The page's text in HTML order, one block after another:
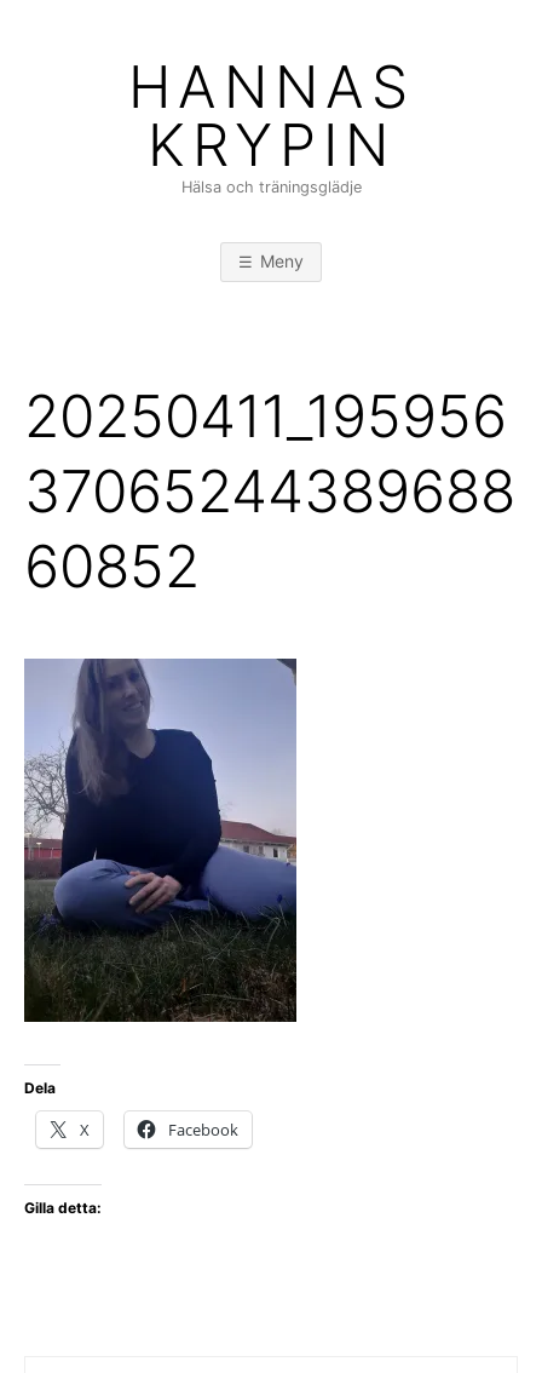
HANNAS
KRYPIN
Hälsa och träningsglädje
Meny
20250411_195956
37065244389688
60852
Dela
X Facebook
Gilla detta: